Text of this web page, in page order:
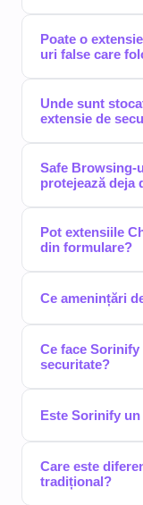
Poate o
uri false care
Unde sunt
extensie de
Safe Browsing-
protejează deja
Pot extensiile
din formulare?
Ce amenințări
Ce face
securitate?
Este Sorinify
Care este
tradițional?